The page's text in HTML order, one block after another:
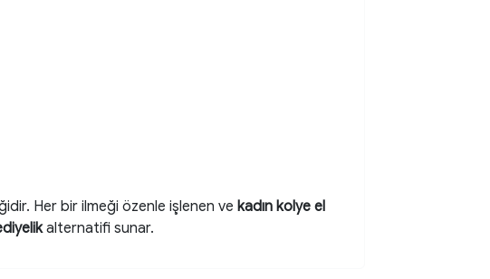
Her bir ilmeği özenle işlenen ve kadın kolye el
alternatifi sunar.